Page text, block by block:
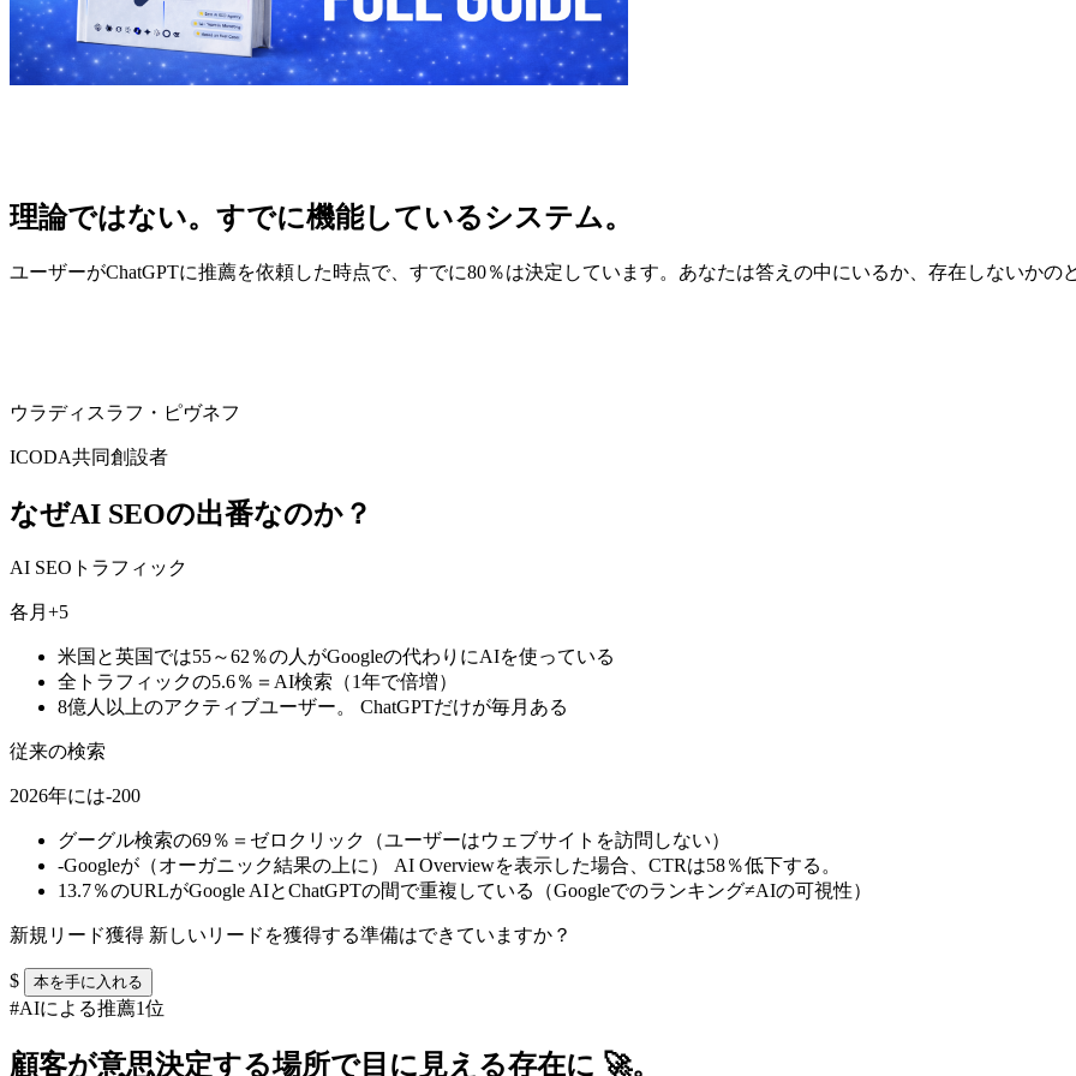
理論ではない。すでに機能しているシステム。
ユーザーがChatGPTに推薦を依頼した時点で、すでに80％は決定しています。あなたは答えの中にいるか、存在しないかの
ウラディスラフ・ピヴネフ
ICODA共同創設者
なぜAI SEOの出番なのか？
AI SEOトラフィック
各月+5
米国と英国では55～62％の人がGoogleの代わりにAIを使っている
全トラフィックの5.6％＝ AI検索（1年で倍増）
8億人以上のアクティブユーザー。
ChatGPTだけが毎月ある
従来の検索
2026年には-200
グーグル検索の69％＝ゼロクリック
（ユーザーはウェブサイトを訪問しない）
-Googleが （オーガニック結果の上に） AI Overviewを表示した場合、CTRは58％低下する。
13.7％のURLがGoogle AIとChatGPTの間で重複している
（Googleでのランキング≠AIの可視性）
新規リード獲得 新しいリードを獲得する準備はできていますか？
$ 本を手に入れる
#AIによる推薦1位
顧客が意思決定する場所で目に見える存在に 🚀。